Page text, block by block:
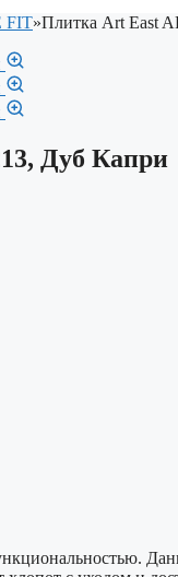
FIT»Плитка Art East
Дуб Капри